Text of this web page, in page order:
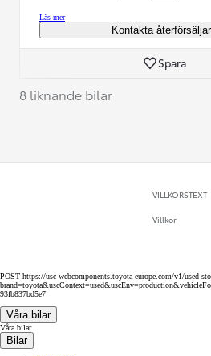
Läs mer
Kontakta
Spara
8 liknande bilar
VILLKORSTEXT
Villkor
POST https://usc-webcomponents.toyota-europe.com/v1/used-
93fb837bd5e7
Våra bilar
Våra bilar
Bilar